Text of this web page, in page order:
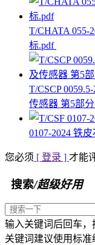
T/CHATA 055-
标.pdf
T/CSCP
传感器 第5部
0107-2024 铁
您必须 [ 登录 ] 才能
搜索/超级好用
输入关键词后回车，
关键词建议使用标